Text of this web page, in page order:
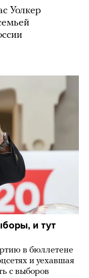
Уолкер
и тут
в бюллетене
и уехавшая
с выборов